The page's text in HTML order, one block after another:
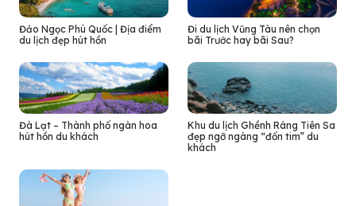
Đảo Ngọc Phú Quốc | Địa điểm
du lịch đẹp hút hồn
Đi du lịch Vũng Tàu nên chọn
bãi Trước hay bãi Sau?
Đà Lạt – Thành phố ngàn hoa
hút hồn du khách
Khu du lịch Ghềnh Ráng Tiên Sa
đẹp ngỡ ngàng “đốn tim” du
khách